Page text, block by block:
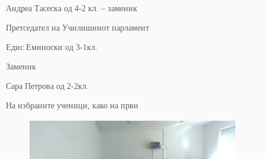
Андреа Тасеска од 4-2 кл. – заменик
Претседател на Училишниот парламент
Едис Еминоски од 3-1кл.
Заменик
Сара Петрова од 2-2кл.
На избраните ученици, како на први